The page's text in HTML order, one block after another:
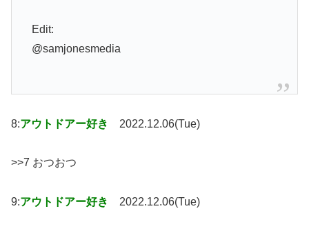
Edit:
@samjonesmedia
8:アウトドアー好き 2022.12.06(Tue)
>>7 おつおつ
9:アウトドアー好き 2022.12.06(Tue)